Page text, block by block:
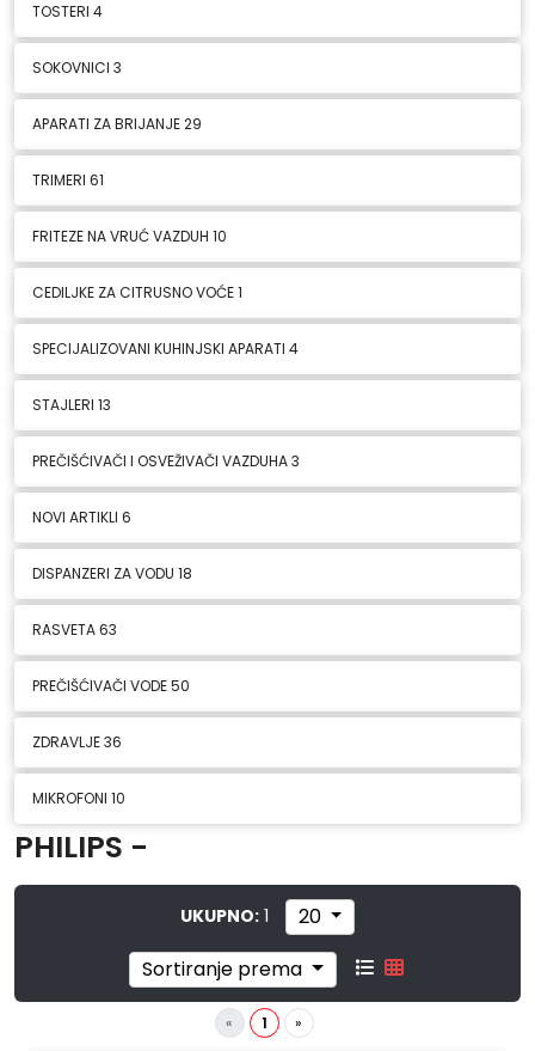
TOSTERI 4
SOKOVNICI 3
APARATI ZA BRIJANJE29
TRIMERI 61
FRITEZE NA VRUĆ VAZDUH 10
CEDILJKE ZA CITRUSNO VOĆE1
SPECIJALIZOVANI KUHINJSKI APARATI 4
STAJLERI 13
PREČIŠĆIVAČI I OSVEŽIVAČI VAZDUHA3
NOVI ARTIKLI 6
DISPANZERI ZA VODU 18
RASVETA63
PREČIŠĆIVAČI VODE50
ZDRAVLJE36
MIKROFONI 10
PHILIPS -
UKUPNO:1
20
Sortiranje prema
« 1 »